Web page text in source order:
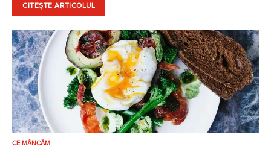
CITEȘTE ARTICOLUL
CE MÂNCĂM